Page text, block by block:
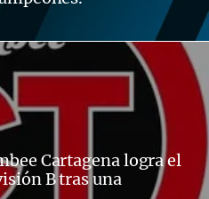
Cartagena logra el
B tras una